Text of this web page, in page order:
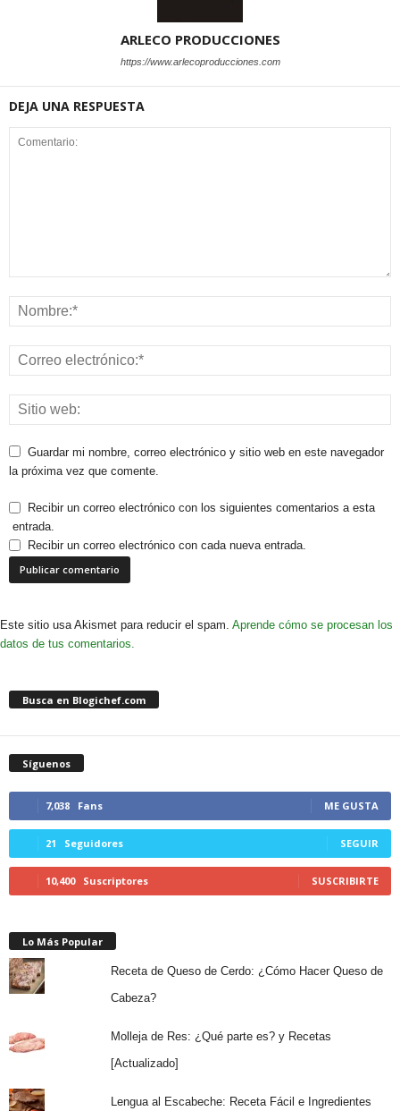
ARLECO PRODUCCIONES
https://www.arlecoproducciones.com
DEJA UNA RESPUESTA
Guardar mi nombre, correo electrónico y sitio web en este navegador
la próxima vez que comente.
Recibir un correo electrónico con los siguientes comentarios a esta
entrada.
Recibir un correo electrónico con cada nueva entrada.
Este sitio usa Akismet para reducir el spam. Aprende cómo se procesan los
datos de tus comentarios.
Busca en Blogichef.com
Síguenos
7,038 Fans ME GUSTA
21 Seguidores SEGUIR
10,400 Suscriptores SUSCRIBIRTE
Lo Más Popular
Receta de Queso de Cerdo: ¿Cómo Hacer Queso de
Cabeza?
Molleja de Res: ¿Qué parte es? y Recetas
[Actualizado]
Lengua al Escabeche: Receta Fácil e Ingredientes